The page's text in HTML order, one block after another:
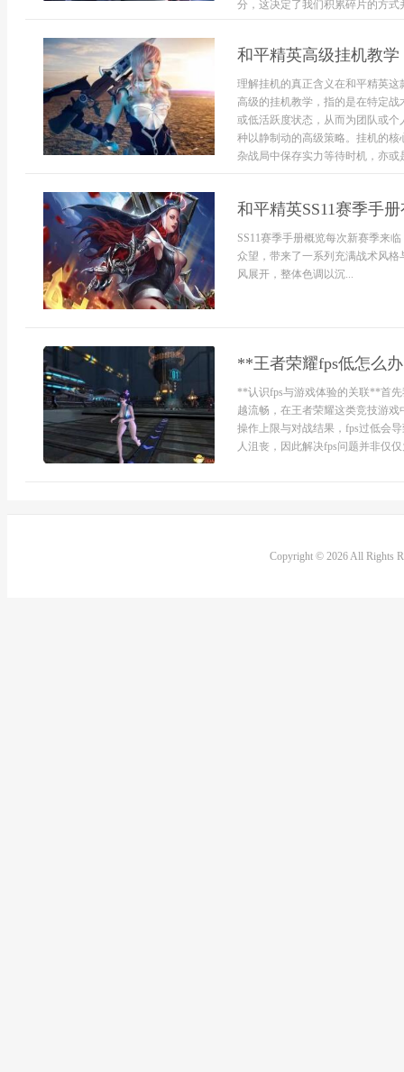
分，这决定了我们积累碎片的方式
和平精英高级挂机教
理解挂机的真正含义在和平精英
高级的挂机教学，指的是在特定
或低活跃度状态，从而为团队或
种以静制动的高级策略。挂机的
杂战局中保存实力等待时机，亦或
和平精英SS11赛季手
SS11赛季手册概览每次新赛季来
众望，带来了一系列充满战术风
风展开，整体色调以沉...
**王者荣耀fps低怎么
**认识fps与游戏体验的关联**首
越流畅，在王者荣耀这类竞技游
操作上限与对战结果，fps过低会
人沮丧，因此解决fps问题并非仅
Copyright © 2026 All Rights